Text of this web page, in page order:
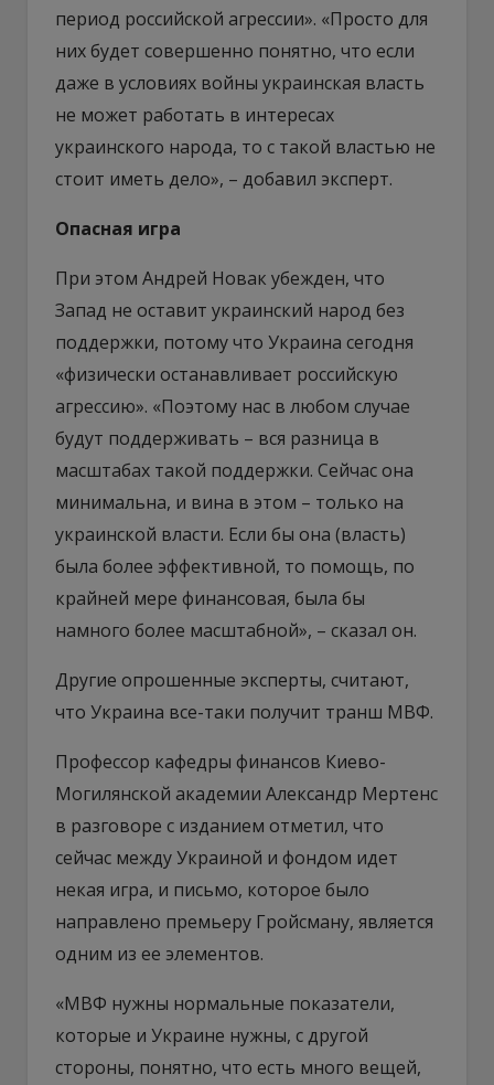
период российской агрессии». «Просто для
них будет совершенно понятно, что если
даже в условиях войны украинская власть
не может работать в интересах
украинского народа, то с такой властью не
стоит иметь дело», – добавил эксперт.
Опасная игра
При этом Андрей Новак убежден, что
Запад не оставит украинский народ без
поддержки, потому что Украина сегодня
«физически останавливает российскую
агрессию». «Поэтому нас в любом случае
будут поддерживать – вся разница в
масштабах такой поддержки. Сейчас она
минимальна, и вина в этом – только на
украинской власти. Если бы она (власть)
была более эффективной, то помощь, по
крайней мере финансовая, была бы
намного более масштабной», – сказал он.
Другие опрошенные эксперты, считают,
что Украина все-таки получит транш МВФ.
Профессор кафедры финансов Киево-
Могилянской академии Александр Мертенс
в разговоре с изданием отметил, что
сейчас между Украиной и фондом идет
некая игра, и письмо, которое было
направлено премьеру Гройсману, является
одним из ее элементов.
«МВФ нужны нормальные показатели,
которые и Украине нужны, с другой
стороны, понятно, что есть много вещей,